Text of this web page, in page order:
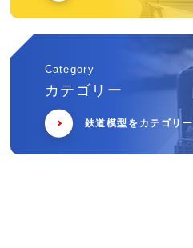
Category
カテゴリー
鉄道模型をカテゴリ